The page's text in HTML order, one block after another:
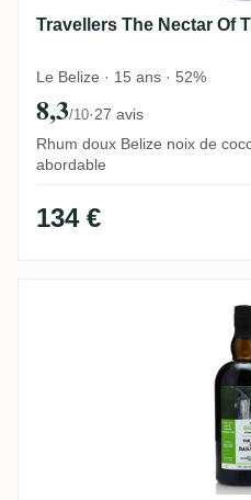
Travellers The Nectar Of
Le Belize · 15 ans · 52%
8,3/10·27 avis
Rhum doux Belize noix de
abordable
134 €
Diamond The